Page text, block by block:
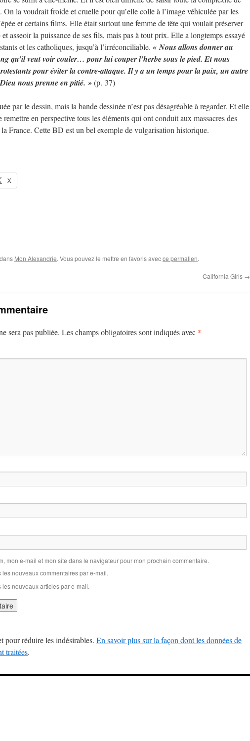
la voudrait froide et cruelle pour qu’elle colle à l’image véhiculée par les
et certains films. Elle était surtout une femme de tête qui voulait préserver
asseoir la puissance de ses fils, mais pas à tout prix. Elle a longtemps essayé
et les catholiques, jusqu’à l’irréconciliable. « Nous allons donner au
qu’il veut voir couler… pour lui couper l’herbe sous le pied. Et nous
pour éviter la contre-attaque. Il y a un temps pour la paix, un autre
nous prenne en pitié. »(p. 37)
par le dessin, mais la bande dessinée n’est pas désagréable à regarder. Et elle
remettre en perspective tous les éléments qui ont conduit aux massacres des
France. Cette BD est un bel exemple de vulgarisation historique.
X
Mon Alexandrie. Vous pouvez le mettre en favoris avecce permalien.
California Girls →
sera pas publiée. Les champs obligatoires sont indiqués avec *
mon e-mail et mon site dans le navigateur pour mon prochain commentaire.
les nouveaux commentaires par e-mail.
les nouveaux articles par e-mail.
pour réduire les indésirables. En savoir plus sur la façon dont les données de
traitées.